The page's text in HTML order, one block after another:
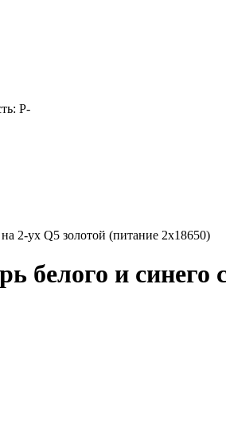
Р-
2-ух Q5 золотой (питание 2х18650)
и синего